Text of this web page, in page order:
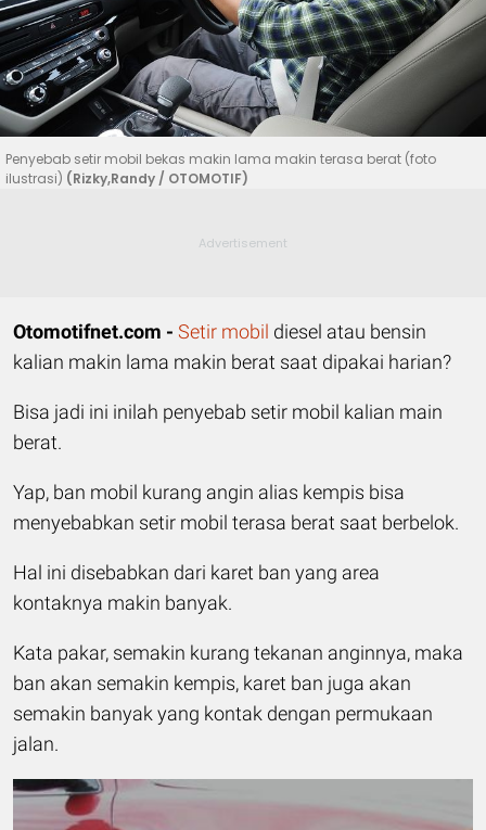
Penyebab setir mobil bekas makin lama makin terasa berat (foto
ilustrasi) (Rizky,Randy / OTOMOTIF)
Otomotifnet.com - Setir mobil diesel atau bensin
kalian makin lama makin berat saat dipakai harian?
Bisa jadi ini inilah penyebab setir mobil kalian main
berat.
Yap, ban mobil kurang angin alias kempis bisa
menyebabkan setir mobil terasa berat saat berbelok.
Hal ini disebabkan dari karet ban yang area
kontaknya makin banyak.
Kata pakar, semakin kurang tekanan anginnya, maka
ban akan semakin kempis, karet ban juga akan
semakin banyak yang kontak dengan permukaan
jalan.